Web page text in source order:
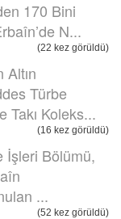
170 Bini
N...
(22 kez görüldü)
Türbe
Takı Koleks...
(16 kez görüldü)
İşleri Bölümü,
...
(52 kez görüldü)